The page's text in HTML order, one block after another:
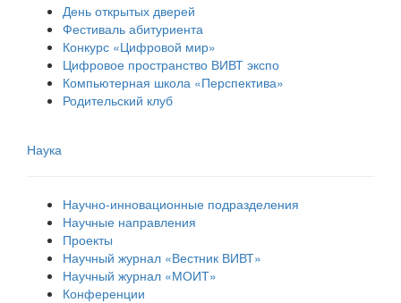
День открытых дверей
Фестиваль абитуриента
Конкурс «Цифровой мир»
Цифровое пространство ВИВТ экспо
Компьютерная школа «Перспектива»
Родительский клуб
Наука
Научно-инновационные подразделения
Научные направления
Проекты
Научный журнал «Вестник ВИВТ»
Научный журнал «МОИТ»
Конференции